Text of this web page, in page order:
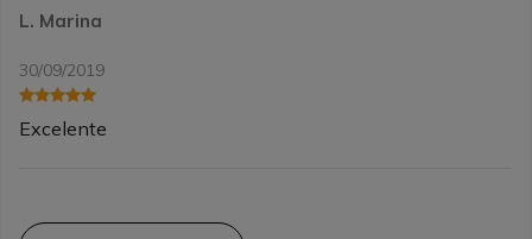
L. Marina
30/09/2019
Excelente